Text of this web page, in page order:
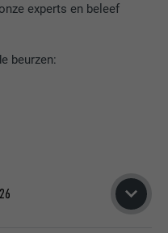
experts en beleef
beurzen: